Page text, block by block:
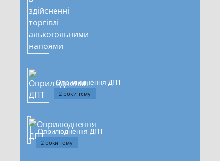
Оприлюднення ДПТ
2 роки тому
Оприлюднення ДПТ
2 роки тому